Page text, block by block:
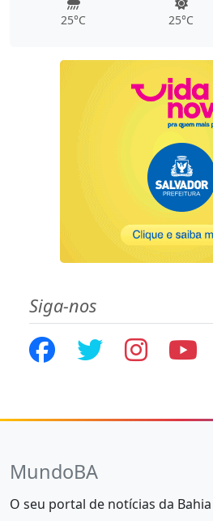
25°C 25°C
Siga-nos
MundoBA
O seu portal de notícias da